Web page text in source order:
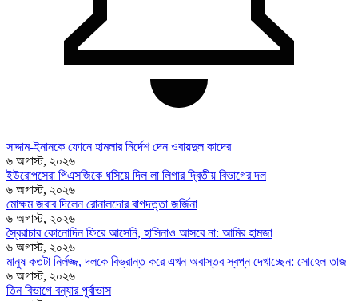
সাদ্দাম-ইনানকে ফোনে হামলার নির্দেশ দেন ওবায়দুল কাদের
৬ অগাস্ট, ২০২৬
ইউরোপসেরা পিএসজিকে ধসিয়ে দিল লা লিগার দ্বিতীয় বিভাগের দল
৬ অগাস্ট, ২০২৬
মোক্ষম জবাব দিলেন রোনালদোর বাগদত্তা জর্জিনা
৬ অগাস্ট, ২০২৬
স্বৈরাচার কোনোদিন ফিরে আসেনি, হাসিনাও আসবে না: আমির হামজা
৬ অগাস্ট, ২০২৬
মানুষ কতটা নির্লজ্জ, দলকে বিভ্রান্ত করে এখন অবাস্তব স্বপ্ন দেখাচ্ছেন: সোহেল তাজ
৬ অগাস্ট, ২০২৬
তিন বিভাগে বন্যার পূর্বাভাস